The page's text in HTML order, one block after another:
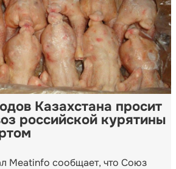
Казахстана просит
российской курятины
Meatinfo сообщает, что Союз